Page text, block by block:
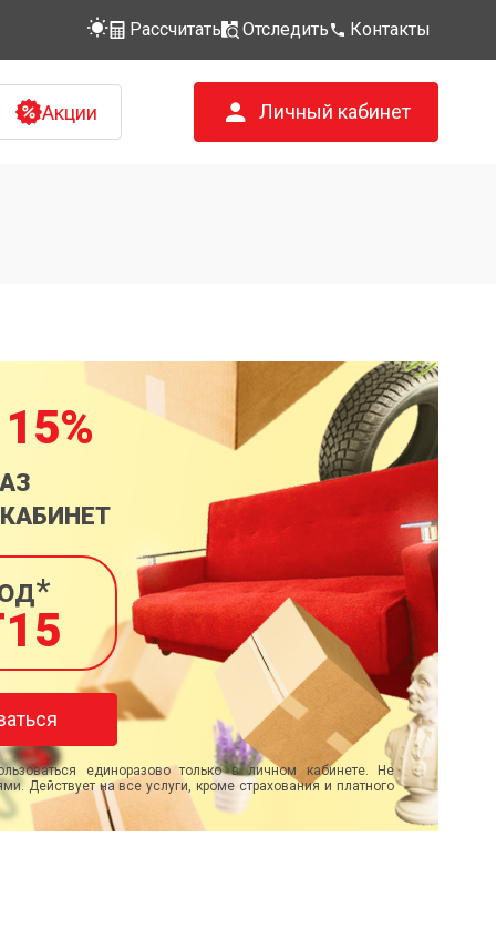
Рассчитать Отследить Контакты
Акции Личный кабинет
единоразово только в личном кабинете. Не
Действует на все услуги, кроме страхования и платного